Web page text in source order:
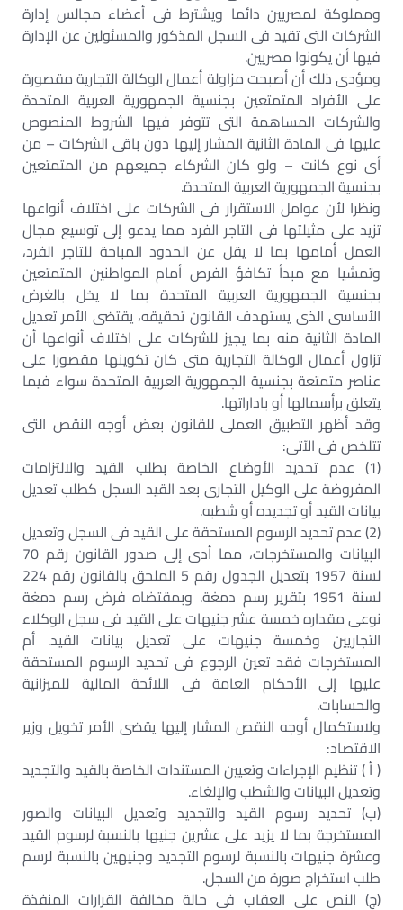
ومملوكة لمصريين دائما ويشترط فى أعضاء مجالس إدارة
الشركات التى تقيد فى السجل المذكور والمسئولين عن الإدارة
فيها أن يكونوا مصريين.
ومؤدى ذلك أن أصبحت مزاولة أعمال الوكالة التجارية مقصورة
على الأفراد المتمتعين بجنسية الجمهورية العربية المتحدة
والشركات المساهمة التى تتوفر فيها الشروط المنصوص
عليها فى المادة الثانية المشار إليها دون باقى الشركات – من
أى نوع كانت – ولو كان الشركاء جميعهم من المتمتعين
بجنسية الجمهورية العربية المتحدة.
ونظرا لأن عوامل الاستقرار فى الشركات على اختلاف أنواعها
تزيد على مثيلتها فى التاجر الفرد مما يدعو إلى توسيع مجال
العمل أمامها بما لا يقل عن الحدود المباحة للتاجر الفرد،
وتمشيا مع مبدأ تكافؤ الفرص أمام المواطنين المتمتعين
بجنسية الجمهورية العربية المتحدة بما لا يخل بالغرض
الأساسى الذى يستهدف القانون تحقيقه، يقتضى الأمر تعديل
المادة الثانية منه بما يجيز للشركات على اختلاف أنواعها أن
تزاول أعمال الوكالة التجارية متى كان تكوينها مقصورا على
عناصر متمتعة بجنسية الجمهورية العربية المتحدة سواء فيما
يتعلق برأسمالها أو باداراتها.
وقد أظهر التطبيق العملى للقانون بعض أوجه النقص التى
تتلخص فى الآتى:
(1) عدم تحديد الأوضاع الخاصة بطلب القيد والالتزامات
المفروضة على الوكيل التجارى بعد القيد السجل كطلب تعديل
بيانات القيد أو تجديده أو شطبه.
(2) عدم تحديد الرسوم المستحقة على القيد فى السجل وتعديل
البيانات والمستخرجات، مما أدى إلى صدور القانون رقم 70
لسنة 1957 بتعديل الجدول رقم 5 الملحق بالقانون رقم 224
لسنة 1951 بتقرير رسم دمغة. وبمقتضاه فرض رسم دمغة
نوعى مقداره خمسة عشر جنيهات على القيد فى سجل الوكلاء
التجاريين وخمسة جنيهات على تعديل بيانات القيد. أم
المستخرجات فقد تعين الرجوع فى تحديد الرسوم المستحقة
عليها إلى الأحكام العامة فى اللائحة المالية للميزانية
والحسابات.
ولاستكمال أوجه النقص المشار إليها يقضى الأمر تخويل وزير
الاقتصاد:
( أ ) تنظيم الإجراءات وتعيين المستندات الخاصة بالقيد والتجديد
وتعديل البيانات والشطب والإلغاء.
(ب) تحديد رسوم القيد والتجديد وتعديل البيانات والصور
المستخرجة بما لا يزيد على عشرين جنيها بالنسبة لرسوم القيد
وعشرة جنيهات بالنسبة لرسوم التجديد وجنيهين بالنسبة لرسم
طلب استخراج صورة من السجل.
(ج) النص على العقاب فى حالة مخالفة القرارات المنفذة